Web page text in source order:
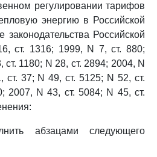
регулировании тарифов
энергию в Российской
Российской
ст. 1316; 1999, N 7, ст. 880;
ст. 1180; N 28, ст. 2894; 2004, N
ст. 37; N 49, ст. 5125; N 52, ст.
2007, N 43, ст. 5084; N 45, ст.
абзацами следующего